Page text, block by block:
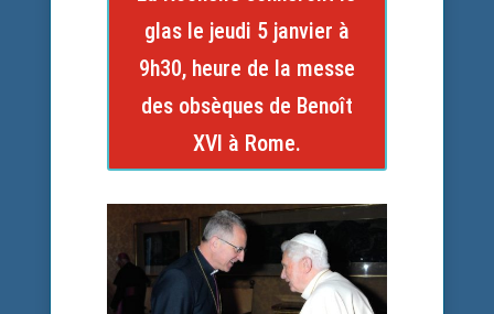
glas le jeudi 5 janvier à
9h30, heure de la messe
des obsèques de Benoît
XVI à Rome.